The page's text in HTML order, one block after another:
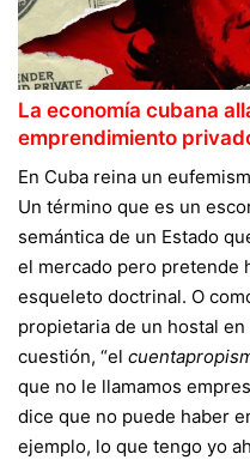
La economía cubana
emprendimiento
En Cuba reina un
Un término que es un
semántica de un Estado
el mercado pero pretende
esqueleto doctrinal. O
propietaria de un hostal en
cuestión, “el
que no le llamamos
dice que no puede haber
ejemplo, lo que tengo yo